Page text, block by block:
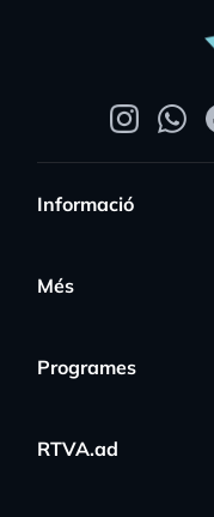
Informació
Més
Programes
RTVA.ad